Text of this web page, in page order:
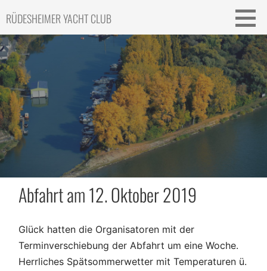
content
RÜDESHEIMER YACHT CLUB
Abfahrt am 12. Oktober 2019
Glück hatten die Organisatoren mit der
Terminverschiebung der Abfahrt um eine Woche.
Herrliches Spätsommerwetter mit Temperaturen ü.